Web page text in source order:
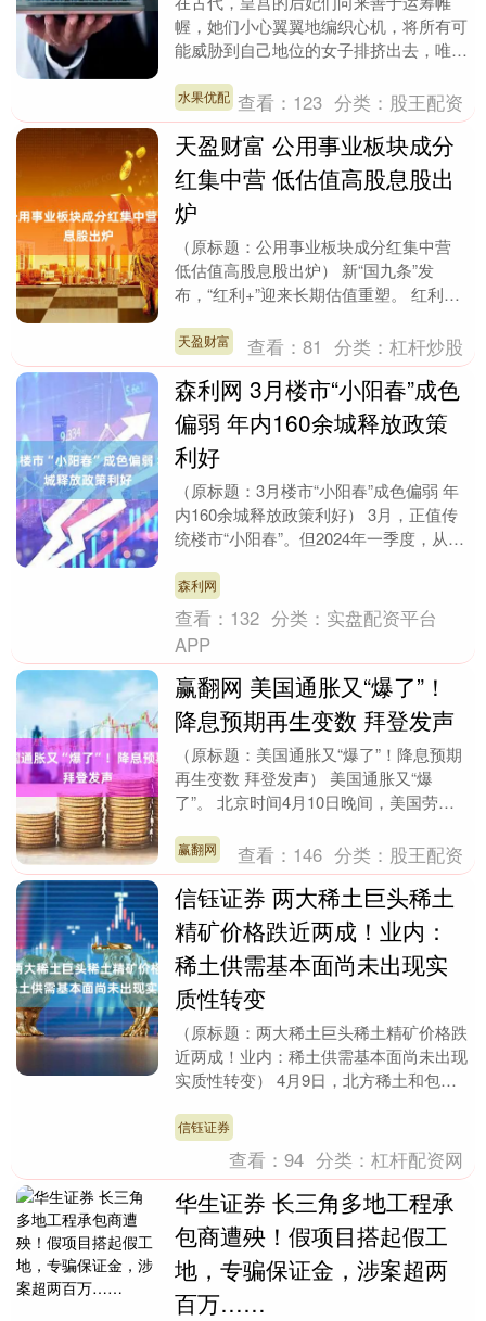
幄，她们小心翼翼地编织心机，将所有可
能威胁到自己地位的女子排挤出去，唯恐
为赢得皇帝的宠爱，....
水果优配 查看： 123 分类： 股王配资
天盈财富 公用事业板块成分
红集中营 低估值高股息股出
炉
（原标题：公用事业板块成分红集中营
低估值高股息股出炉） 新“国九条”发
布，“红利+”迎来长期估值重塑。 红利
条”的刺....
天盈财富 查看：81 分类：杠杆炒股
森利网 3月楼市“小阳春”成色
偏弱 年内160余城释放政策
利好
（原标题：3月楼市“小阳春”成色偏弱 年
内160余城释放政策利好） 3月，正值传
统楼市“小阳春”。但2024年一季度，从各
仍....
森利网
查看： 132 分类： 实盘配资平台
APP
赢翻网 美国通胀又“爆了”！
降息预期再生变数 拜登发声
（原标题：美国通胀又“爆了”！降息预期
再生变数 拜登发声） 美国通胀又“爆
了”。 北京时间4月10日晚间，美国劳工
比上升3....
赢翻网 查看： 146 分类： 股王配资
信钰证券 两大稀土巨头稀土
精矿价格跌近两成！业内：
稀土供需基本面尚未出现实
质性转变
（原标题：两大稀土巨头稀土精矿价格跌
近两成！业内：稀土供需基本面尚未出现
实质性转变） 4月9日，北方稀土和包钢
易价格。这也被....
信钰证券
查看：94 分类：杠杆配资网
华生证券 长三角多地工程承
包商遭殃！假项目搭起假工
地，专骗保证金，涉案超两
百万……